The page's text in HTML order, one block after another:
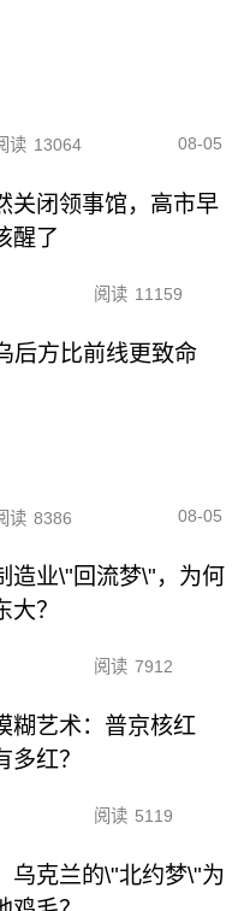
读 13064 08-05
关闭领事馆，高市早
醒了
阅读 11159
后方比前线更致命
读 8386 08-05
造业\"回流梦\"，为何
大？
阅读 7912
糊艺术：普京核红
多红？
阅读 5119
乌克兰的\"北约梦\"为